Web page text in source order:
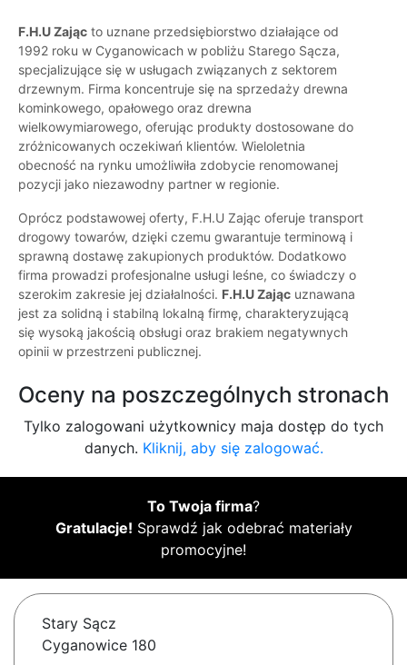
F.H.U Zając to uznane przedsiębiorstwo działające od
1992 roku w Cyganowicach w pobliżu Starego Sącza,
specjalizujące się w usługach związanych z sektorem
drzewnym. Firma koncentruje się na sprzedaży drewna
kominkowego, opałowego oraz drewna
wielkowymiarowego, oferując produkty dostosowane do
zróżnicowanych oczekiwań klientów. Wieloletnia
obecność na rynku umożliwiła zdobycie renomowanej
pozycji jako niezawodny partner w regionie.
Oprócz podstawowej oferty, F.H.U Zając oferuje transport
drogowy towarów, dzięki czemu gwarantuje terminową i
sprawną dostawę zakupionych produktów. Dodatkowo
firma prowadzi profesjonalne usługi leśne, co świadczy o
szerokim zakresie jej działalności. F.H.U Zając uznawana
jest za solidną i stabilną lokalną firmę, charakteryzującą
się wysoką jakością obsługi oraz brakiem negatywnych
opinii w przestrzeni publicznej.
Oceny na poszczególnych stronach
Tylko zalogowani użytkownicy maja dostęp do tych
danych. Kliknij, aby się zalogować.
To Twoja firma?
Gratulacje! Sprawdź jak odebrać materiały
promocyjne!
Stary Sącz
Cyganowice 180